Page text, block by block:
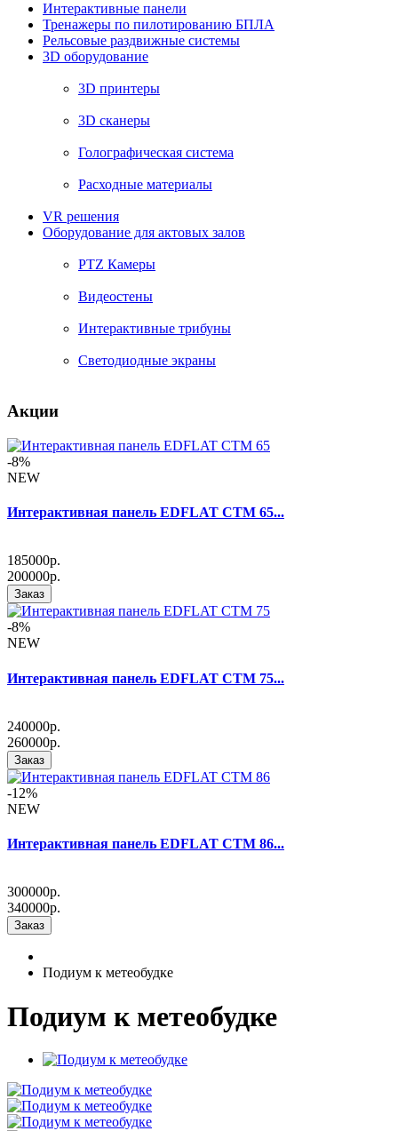
Интерактивные панели
Тренажеры по пилотированию БПЛА
Рельсовые раздвижные системы
3D оборудование
3D принтеры
3D сканеры
Голографическая система
Расходные материалы
VR решения
Оборудование для актовых залов
PTZ Камеры
Видеостены
Интерактивные трибуны
Светодиодные экраны
Акции
-8%
NEW
Интерактивная панель EDFLAT CTM 65...
185000р.
200000р.
Заказ
-8%
NEW
Интерактивная панель EDFLAT CTM 75...
240000р.
260000р.
Заказ
-12%
NEW
Интерактивная панель EDFLAT CTM 86...
300000р.
340000р.
Заказ
Подиум к метеобудке
Подиум к метеобудке